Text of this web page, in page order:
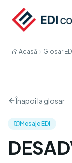
Acasă Glosar EDI
Înapoi la glosar
Mesaje EDI